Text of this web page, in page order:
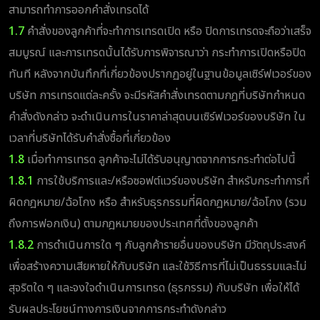
สามารถทำการออกคำสั่งเทรดได้
1.7 คำสั่งของลูกค้าที่จะทำการเทรดเปิด หรือ ปิดการเทรดจะถือว่าเสร็จ
สมบูรณ์ และการเทรดนั้นได้รับการพิจารณาว่า กระทำการเปิดหรือปิด
ทันที หลังจากบันทึกที่เกี่ยวข้องปรากฏอยู่ในฐานข้อมูลเซิร์ฟเวอร์ของ
บริษัท การเทรดแต่ละครั้ง จะมีรหัสคำสั่งเทรดตามกฎที่บริษัทกำหนด
คำสั่งดังกล่าว จะดำเนินการในราคาล่าสุดบนเซิร์ฟเวอร์ของบริษัท ใน
เวลาที่บริษัทได้รับคำสั่งซื้อที่เกี่ยวข้อง
1.8 เมื่อทำการเทรด ลูกค้าจะไม่ได้รับอนุญาตจากการกระทำต่อไปนี้
1.8.1 การใช้บริการและ/หรือซอฟต์แวร์ของบริษัท สำหรับกระทำการที่
ผิดกฎหมาย/ฉ้อโกง หรือ สำหรับธุรกรรมที่ผิดกฎหมาย/ฉ้อโกง (รวม
ถึงการฟอกเงิน) ตามกฎหมายของประเทศที่ตั้งของลูกค้า
1.8.2 การดำเนินการใด ๆ กับลูกค้ารายอื่นของบริษัท มีวัตถุประสงค์
เพื่อสร้างความเสียหายให้กับบริษัท และใช้วิธีการที่ไม่เป็นธรรมและไม่
สุจริตใด ๆ และจงใจดำเนินการเทรด (ธุรกรรม) กับบริษัท เพื่อให้ได้
รับผลประโยชน์ทางการเงินจากการกระทำดังกล่าว